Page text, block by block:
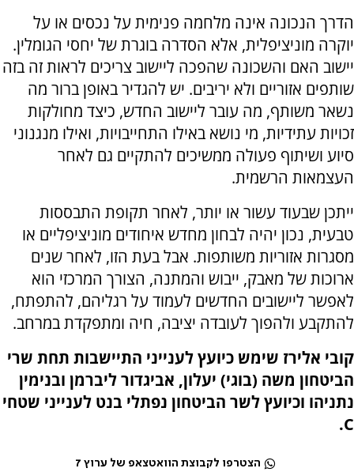
הדרך הנכונה אינה מלחמה פנימית על נכסים או על
יוקרה מוניציפלית, אלא הסדרה בוגרת של יחסי הגומלין.
יישוב האם והשכונה שהפכה ליישוב צריכים לראות זה בזה
שותפים אזוריים ולא יריבים. יש להגדיר באופן ברור מה
נשאר משותף, מה עובר ליישוב החדש, כיצד מחולקות
זכויות עתידיות, מי נושא באילו התחייבויות, ואילו מנגנוני
סיוע ושיתוף פעולה ממשיכים להתקיים גם לאחר
העצמאות הרשמית.
ייתכן שבעוד עשור או יותר, לאחר תקופת התבססות
טבעית, נכון יהיה לבחון מחדש איחודים מוניציפליים או
מסגרות אזוריות משותפות. אבל בעת הזו, לאחר שנים
ארוכות של מאבק, ייבוש והמתנה, הצורך המרכזי הוא
לאפשר ליישובים החדשים לעמוד על רגליהם, להתפתח,
להתקבע ולהפוך לעובדה יציבה, חיה ומתפקדת במרחב.
קובי אלירז שימש כיועץ לענייני התיישבות תחת שרי
הביטחון משה (בוגי) יעלון, אביגדור ליברמן ובנימין
נתניהו וכיועץ לשר הביטחון נפתלי בנט לענייני שטחי
C.
הצטרפו לקבוצת הוואטצאפ של ערוץ 7